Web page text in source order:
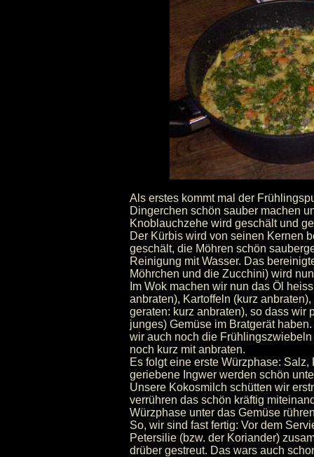
Als erstes kommt mal der
Dingerchen schön sauber machen
Knoblauchzehe wird geschält und
Der Kürbis wird von seinen Kernen
geschält, die Möhren schön
Reinigung mit Wasser. Das
Möhrchen und die Zucchini) wird
Im Wok machen wir nun das Öl
anbraten), Kartoffeln (kurz
geraten: kurz anbraten), so dass wir
junges) Gemüse im Bratgerät
wir auch noch die
noch kurz mit anbraten.
Es folgt eine erste Würzphase:
geriebene Ingwer werden schön
Unsere Kokosmilch schütten wir
verrühren das schön kräftig
Würzphase unter das Gemüse
So, wir sind fast fertig: Vor dem
Petersilie (bzw. der Koriander)
drüber gestreut. Das wars auch